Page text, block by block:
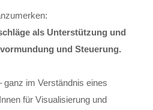
als Unterstützung und
und Steuerung.
ganz im Verständnis eines
für Visualisierung und